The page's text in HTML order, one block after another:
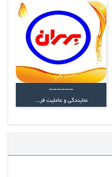
------
نمایندگی و عاملیت فر...